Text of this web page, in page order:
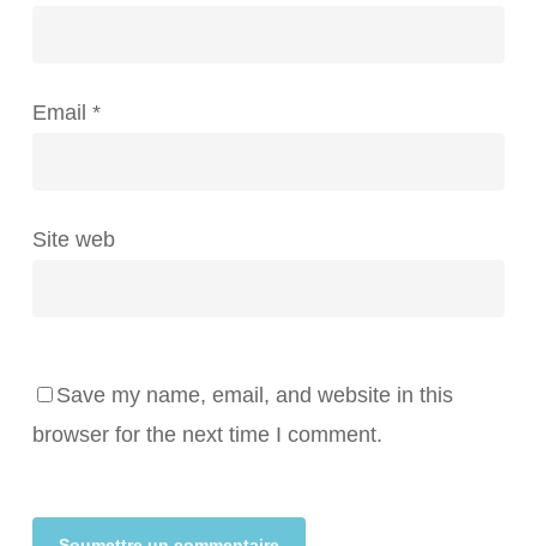
Email *
Site web
Save my name, email, and website in this
browser for the next time I comment.